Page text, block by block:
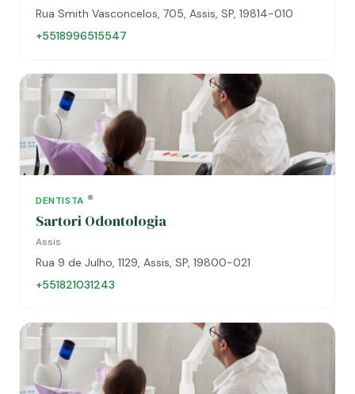
Rua Smith Vasconcelos, 705, Assis, SP, 19814-010
+5518996515547
DENTISTA
Sartori Odontologia
Assis
Rua 9 de Julho, 1129, Assis, SP, 19800-021
+551821031243